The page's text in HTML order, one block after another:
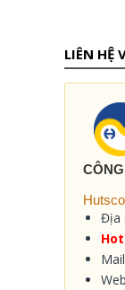
LIÊN HỆ
Địa